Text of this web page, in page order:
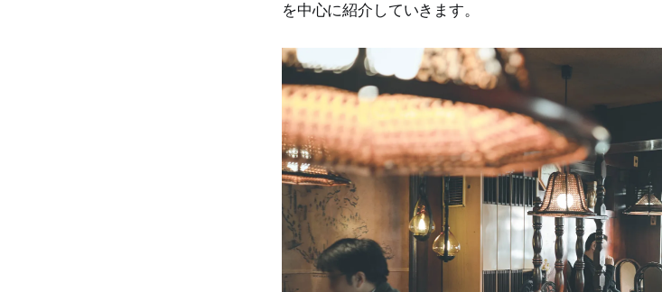
を中心に紹介していきます。